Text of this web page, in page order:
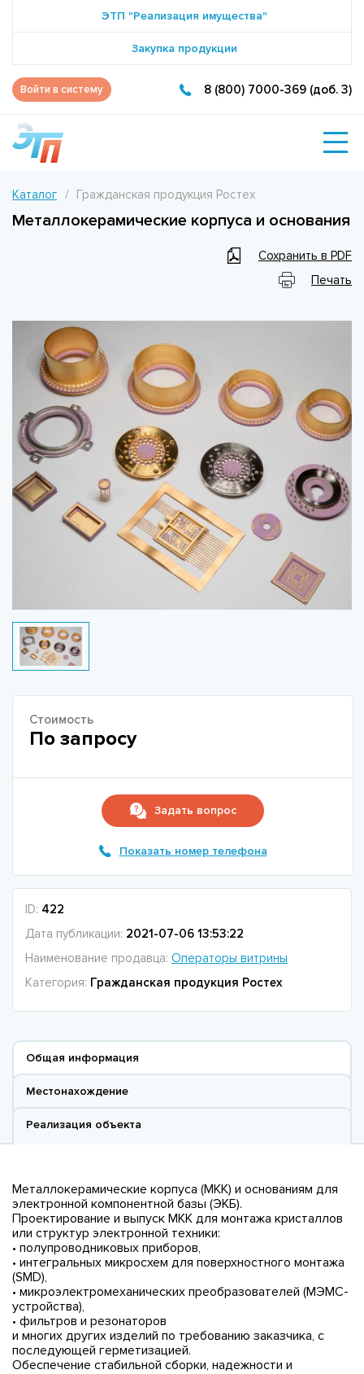
ЭТП "Реализация имущества"
Закупка продукции
Войти в систему 8 (800) 7000-369 (доб. 3)
Каталог Гражданская продукция Ростех
Металлокерамические корпуса и основания
Сохранить в PDF
Печать
Стоимость
По запросу
Задать вопрос
Показать номер телефона
ID: 422
Дата публикации: 2021-07-06 13:53:22
Наименование продавца: Операторы витрины
Категория: Гражданская продукция Ростех
Общая информация
Местонахождение
Реализация объекта
Металлокерамические корпуса (МКК) и основаниям для
электронной компонентной базы (ЭКБ).
Проектирование и выпуск МКК для монтажа кристаллов
или структур электронной техники:
• полупроводниковых приборов,
• интегральных микросхем для поверхностного монтажа
(SMD),
• микроэлектромеханических преобразователей (МЭМС-
устройства),
• фильтров и резонаторов
и многих других изделий по требованию заказчика, c
последующей герметизацией.
Обеспечение стабильной сборки, надежности и